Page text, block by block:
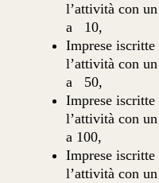
l’attività con
a
Imprese iscritte
l’attività con
a
Imprese iscritte
l’attività con
a
Imprese iscritte
l’attività con